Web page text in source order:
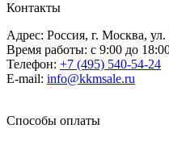
Контакты
Адрес: Россия, г. Москва,
Время работы: с 9:00 до
Телефон: +7 (495) 540-54-24
E-mail: info@kkmsale.ru
Способы оплаты